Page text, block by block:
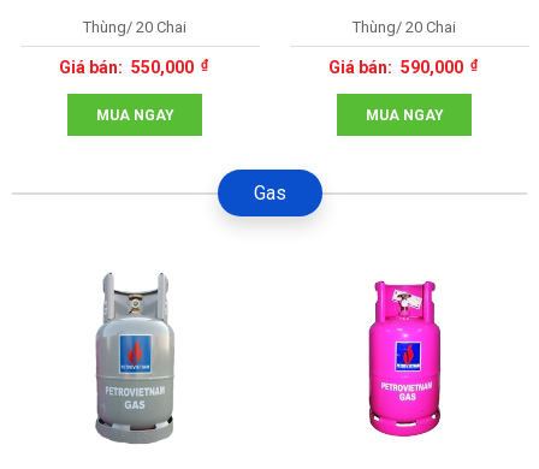
Thùng/ 20 Chai
550,000
MUA NGAY
Thùng/ 20 Chai
590,000
MUA NGAY
Gas